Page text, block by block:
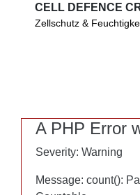
CELL DEFENCE
Astaxanthin schützt
CELL DEFENCE
Zellschutz &
A PHP Error
Severity: Warning
Message: count():
A PHP Error
Severity: Warning
Message: count():